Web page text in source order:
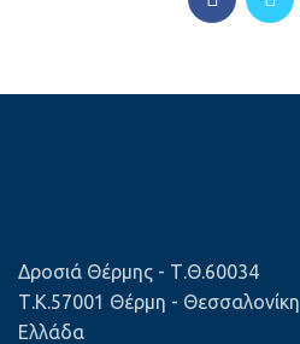
Δροσιά Θέρμης - Τ.Θ.60034
Τ.Κ.57001 Θέρμη - Θεσσαλονίκη
Ελλάδα